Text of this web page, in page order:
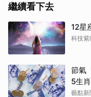
繼續看下去
12星
科技紫
節氣
5生
藝點新